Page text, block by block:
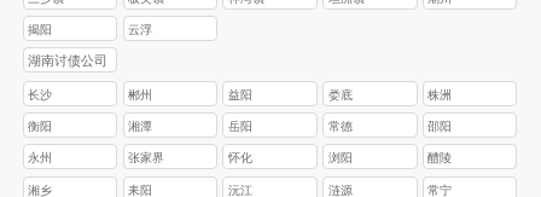
揭阳 云浮
湖南讨债公司
长沙 郴州 益阳 娄底 株洲
衡阳 湘潭 岳阳 常德 邵阳
永州 张家界 怀化 浏阳 醴陵
湘乡 耒阳 沅江 涟源 常宁